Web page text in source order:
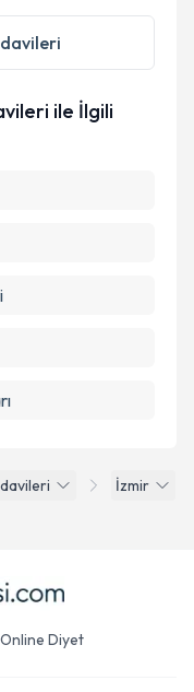
ilişkinAydınlatma
belirtilen
İzmir
ile İlgili
Online Diyet